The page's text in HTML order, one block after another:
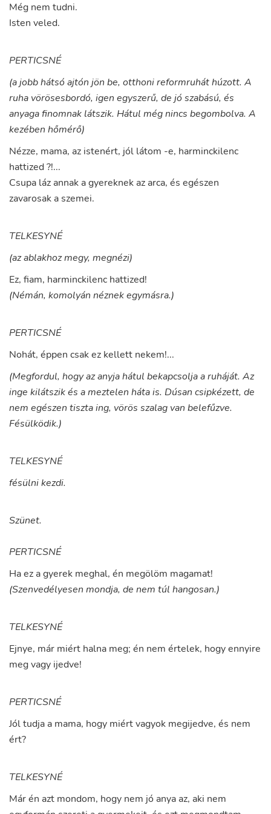
Még nem tudni.
Isten veled.
PERTICSNÉ
(a jobb hátsó ajtón jön be, otthoni reformruhát húzott. A
ruha vörösesbordó, igen egyszerű, de jó szabású, és
anyaga finomnak látszik. Hátul még nincs begombolva. A
kezében hőmérő)
Nézze, mama, az istenért, jól látom -e, harminckilenc
hattized ?!...
Csupa láz annak agyereknek az arca, és egészen
zavarosak aszemei.
TELKESYNÉ
(az ablakhoz megy, megnézi)
Ez, fiam, harminckilenc hattized!
(Némán, komolyán néznek egymásra.)
PERTICSNÉ
Nohát, éppen csakez kellett nekem!...
(Megfordul, hogy az anyja hátul bekapcsolja a ruháját. Az
inge kilátszik és a meztelen háta is. Dúsan csipkézett, de
nem egészen tiszta ing, vörös szalag van belefűzve.
Fésülködik.)
TELKESYNÉ
fésülni kezdi.
Szünet.
PERTICSNÉ
Haez agyerek meghal, én megölöm magamat!
(Szenvedélyesen mondja, de nem túl hangosan.)
TELKESYNÉ
Ejnye, már miért halna meg; én nem értelek, hogyennyire
megvagy ijedve!
PERTICSNÉ
Jóltudja a mama, hogy miértvagyok megijedve, és nem
ért?
TELKESYNÉ
Márén azt mondom, hogy nem jó anya az, aki nem